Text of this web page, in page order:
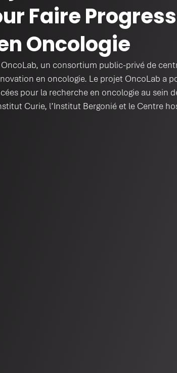
Faire
Oncologie
un consortium public-privé de
en oncologie. Le projet OncoLab a
pour la recherche en oncologie au sein
Curie, l’Institut Bergonié et le Centre